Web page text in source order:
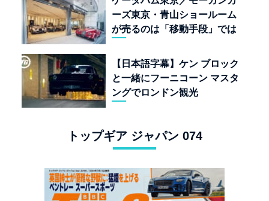
ーズ東京・青山ショールーム
が売るのは「移動手段」では
【日本語字幕】ケン ブロック
と一緒にフーニコーン マスタ
ングでロンドン観光
トップギア ジャパン 074